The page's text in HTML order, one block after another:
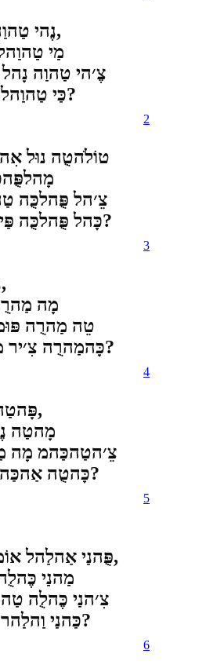
נֶהי טַהוַהל מוּ אֶהרִה כָּהוַהל אוֹמפֻּהמ נֵהר פֻּהרִהנוּל מַהרַייָהלַהר אֵהטטַה,
מַי
צֶ׳הי טַהוַה
כַּי טַהוַהל כּוּר אֶהרִה אֵהנטִה אָהטֻהמ כַּהנַהפַּהטִהיִיצ׳צֻ׳הרַהמ כָּהמֻהרַהוֵה?
2
טוֹלֹהטֻה נוּל
צֵ׳הל פֻּהלכֻּה
כָּהל פֻּהלכֻּה פַּינ כַּהלַהל אָהרכּכַּה אָהטֻהמ כַּהנַהפַּהטִה יִיצ׳צֻ׳הרַהמ כָּהמֻהרַהוֵה?
3
נָה מַהרֻה כֵּהלוִהיַהר וֵהלוִה אוֹוָה נָהל מַהרַייוֹר וַהלִהפָּהטֻה צֶ׳הייַה,
מָה
טֵה מַהרֻה
כָּהמַהרֻה צִ׳יר מַהכִּהלנטֻה אֶהללִה אָהטֻהמ כַּהנַהפַּהטִהיִיצ׳צֻ׳הרַהמ כָּהמֻהרַהוֵה?
4
פָּהטַהל מֻהלַהוֻהמ וִהלַהוֻהמ אוֹוָהפּ פַּהל מַהרַייוֹר אַהוַהרטָהמ פַּהרַהוַה,
מָהטַה
צֵ׳הטַהכַּהמ מָה
כָּהטֻה אַהכַּהמֵה אִהטַהמ אָהכַּה אָהטֻהמ כַּהנַהפַּהטִהיִיצ׳צֻ׳הרַהמ כָּהמֻהרַהוֵה?
5
פֻּהנַי אַהלַהל אוֹמפֻּה כַּי אַהנטַהנָהלַהר פֹּהנ אַהטִה נָהלטֹהרֻהמ פּוֹררִה אִהצַ׳יפּפַּה,
מַהנַי
צִ׳הנַי כֶּהלֻה
כַּהנַי וַהלַהר כּוּר אֶהרִה אֵהנטִה אָהטֻהמ כַּהנַהפַּהטִהיִיצ׳צֻ׳הרַהמ כָּהמֻהרַהוֵה?
6